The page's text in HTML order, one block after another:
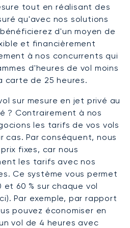
tout en réalisant des
qu'avec nos solutions
d'un moyen de
et financièrement
à nos concurrents qui
d'heures de vol moins
carte de 25 heures.
sur mesure en jet privé au
? Contrairement à nos
les tarifs de vos vols
cas. Par conséquent, nous
fixes, car nous
les tarifs avec nos
Ce système vous permet
60 % sur chaque vol
Par exemple, par rapport
pouvez économiser en
vol de 4 heures avec